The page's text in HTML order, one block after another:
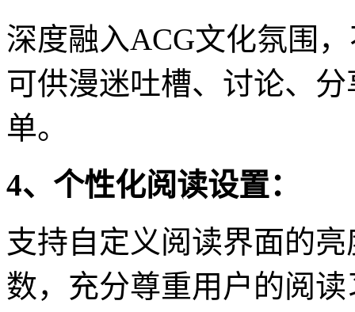
深度融入ACG文化氛围
可供漫迷吐槽、讨论、
单。
4、个性化阅读设置：
支持自定义阅读界面的
数，充分尊重用户的阅